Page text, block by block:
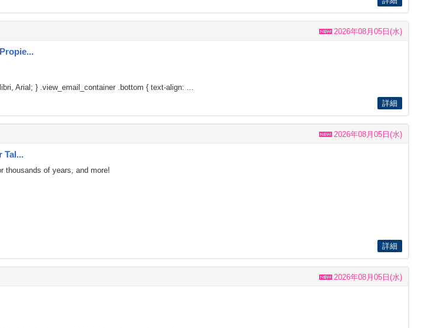
2026年08月05日(水)
Arial; } .view_email_container .bottom { text-align: ...
詳細
2026年08月05日(水)
Tal...
thousands of years, and more!
詳細
2026年08月05日(水)